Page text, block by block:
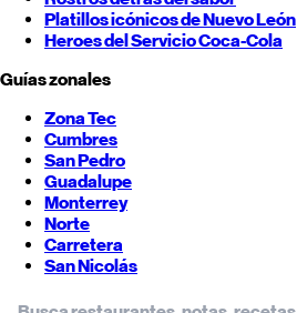
Platillos icónicos deNuevo León
Heroes del Servicio Coca-Cola
Guías zonales
Zona Tec
Cumbres
San Pedro
Guadalupe
Monterrey
Norte
Carretera
San Nicolás